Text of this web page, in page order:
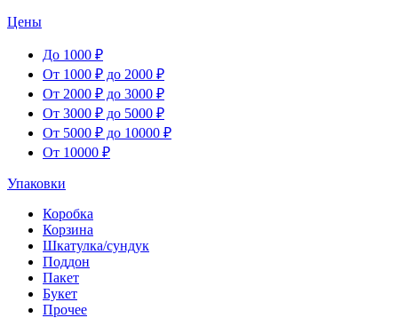
Цены
До 1000 ₽
От 1000 ₽ до 2000 ₽
От 2000 ₽ до 3000 ₽
От 3000 ₽ до 5000 ₽
От 5000 ₽ до 10000 ₽
От 10000 ₽
Упаковки
Коробка
Корзина
Шкатулка/сундук
Поддон
Пакет
Букет
Прочее